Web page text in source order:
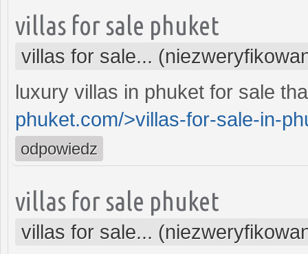
villas for sale phuket
villas for sale...
luxury villas in phuket for sale
phuket.com/>villas-for-sale-in-
odpowiedz
villas for sale phuket
villas for sale...